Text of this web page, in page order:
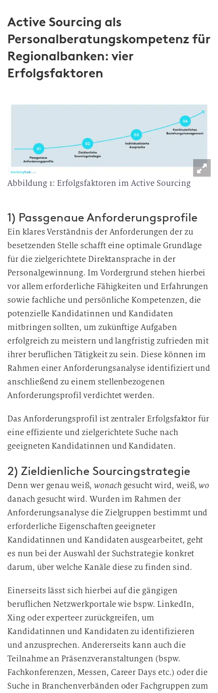
Active Sourcing als
Personalberatungskompetenz für
Regionalbanken: vier
Erfolgsfaktoren
Abbildung 1: Erfolgsfaktoren im Active Sourcing
1) Passgenaue Anforderungsprofile
Ein klares Verständnis der Anforderungen der zu
besetzenden Stelle schafft eine optimale Grundlage
für die zielgerichtete Direktansprache in der
Personalgewinnung. Im Vordergrund stehen hierbei
vor allem erforderliche Fähigkeiten und Erfahrungen
sowie fachliche und persönliche Kompetenzen, die
potenzielle Kandidatinnen und Kandidaten
mitbringen sollten, um zukünftige Aufgaben
erfolgreich zu meistern und langfristig zufrieden mit
ihrer beruflichen Tätigkeit zu sein. Diese können im
Rahmen einer Anforderungsanalyse identifiziert und
anschließend zu einem stellenbezogenen
Anforderungsprofil verdichtet werden.
Das Anforderungsprofil ist zentraler Erfolgsfaktor für
eine effiziente und zielgerichtete Suche nach
geeigneten Kandidatinnen und Kandidaten.
2) Zieldienliche Sourcingstrategie
Denn wer genau weiß, wonachgesucht wird, weiß,wo
danach gesucht wird. Wurden im Rahmen der
Anforderungsanalyse die Zielgruppen bestimmt und
erforderliche Eigenschaften geeigneter
Kandidatinnen und Kandidaten ausgearbeitet, geht
es nun bei der Auswahl der Suchstrategie konkret
darum, über welche Kanäle diese zu finden sind.
Einerseits lässt sich hierbei auf die gängigen
beruflichen Netzwerkportale wie bspw. LinkedIn,
Xing oder experteer zurückgreifen, um
Kandidatinnen und Kandidaten zu identifizieren
und anzusprechen. Andererseits kann auch die
Teilnahme an Präsenzveranstaltungen (bspw.
Fachkonferenzen, Messen, Career Days etc.) oder die
Suche in Branchenverbänden oder Fachgruppen zum